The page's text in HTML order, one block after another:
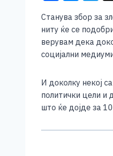
c
e
b
o
k
e
ss
e
n
er
tt
er
Станува збор за
ниту ќе се
верувам дека
социјални
И доколку некој
политички цели и
што ќе дојде за